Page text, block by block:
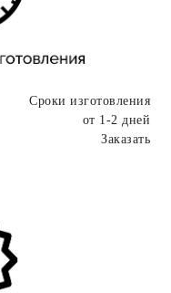
Сроки изготовления
от 1-2 дней
Заказать